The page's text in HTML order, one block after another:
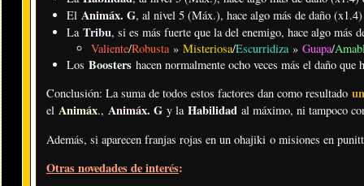
El Animáx. G, al nivel 5 (Máx.), hace algo más de daño
La Tribu, si es más fuerte que la del enemigo, hace algo más
Valiente/Robusta » Misteriosa/Escurridiza » Guapa/
Los Boosters hacen normalmente ocho veces más el daño que
Conclusión: La suma de todos estos factores dan como resultado
el Animáx., Animáx. G y la Habilidad al máximo, ni tampoco
Además, si aparecen franjas rojas en un ohajiki o misiones en
Otras novedades de interés: